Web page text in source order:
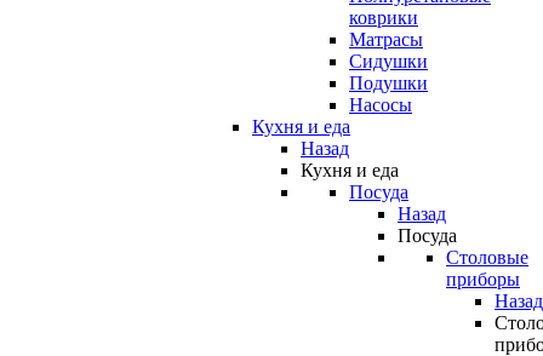
коврики
Матрасы
Сидушки
Подушки
Насосы
Кухня и еда
Назад
Кухня и еда
Посуда
Назад
Посуда
Столовые
приборы
Назад